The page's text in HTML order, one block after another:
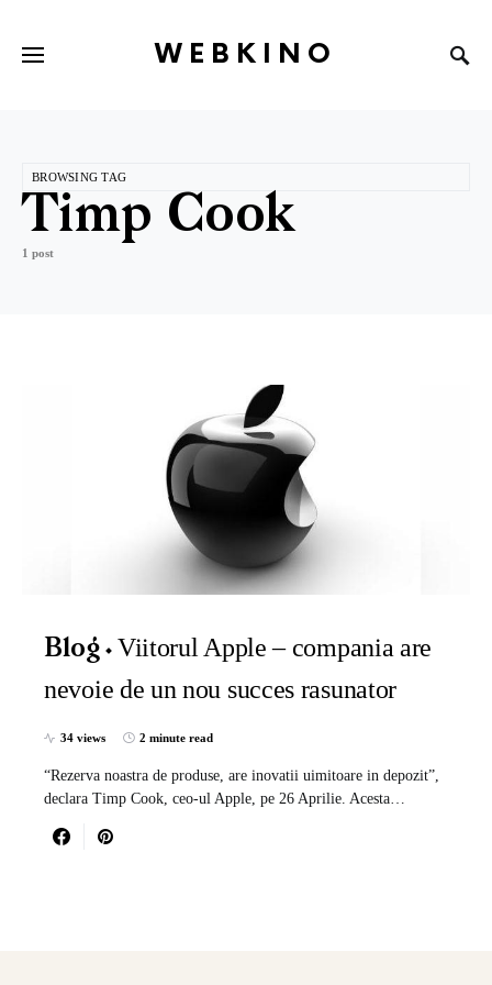
WEBKINO
BROWSING TAG
Timp Cook
1 post
Blog
Viitorul Apple – compania are
nevoie de un nou succes rasunator
34 views 2 minute read
“Rezerva noastra de produse, are inovatii uimitoare in depozit”,
declara Timp Cook, ceo-ul Apple, pe 26 Aprilie. Acesta…